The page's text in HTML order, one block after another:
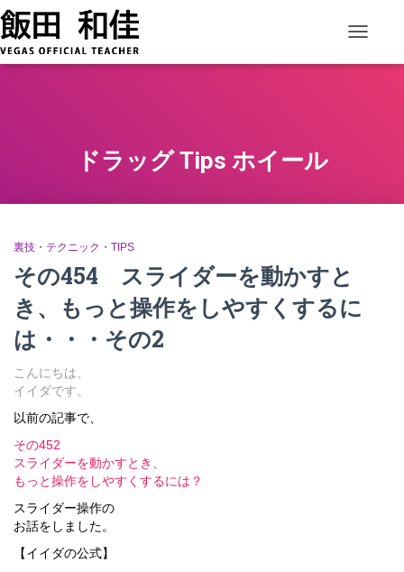
ドラッグ Tips ホイール
裏技・テクニック・TIPS
その454 スライダーを動かすと
き、もっと操作をしやすくするに
は・・・その2
こんにちは、
イイダです。
以前の記事で、
その452
スライダーを動かすとき、
もっと操作をしやすくするには？
スライダー操作の
お話をしました。
【イイダの公式】